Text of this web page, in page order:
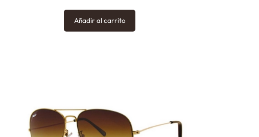
Añadir al carrito